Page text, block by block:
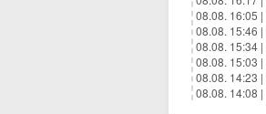
08.08. 16:05 |
08.08. 15:46 |
08.08. 15:34 |
08.08. 15:03 |
08.08. 14:23 |
08.08. 14:08 |